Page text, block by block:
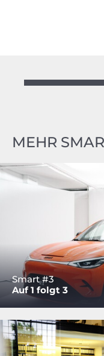
MEHR
Smart #3
Auf 1 folgt 3